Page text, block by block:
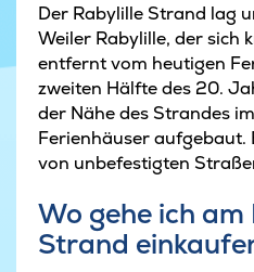
Der Rabylille Strand lag
Weiler Rabylille, der sich
entfernt vom heutigen
zweiten Hälfte des 20.
der Nähe des Strandes
Ferienhäuser aufgebaut.
von unbefestigten
Wo gehe ich am
Strand